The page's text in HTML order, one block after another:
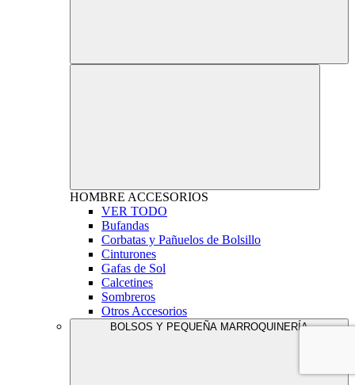
HOMBRE ACCESORIOS
VER TODO
Bufandas
Corbatas y Pañuelos de Bolsillo
Cinturones
Gafas de Sol
Calcetines
Sombreros
Otros Accesorios
BOLSOS Y PEQUEÑA MARROQUINERÍA